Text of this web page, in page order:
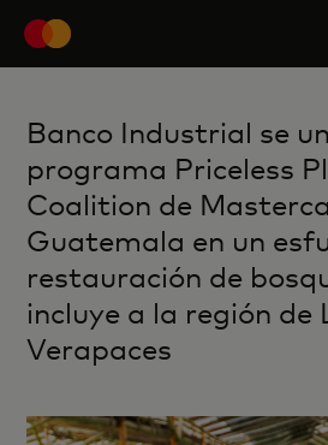
Banco Industrial se
programa Priceless
Coalition de
Guatemala en un
restauración de
incluye a la región de
Verapaces